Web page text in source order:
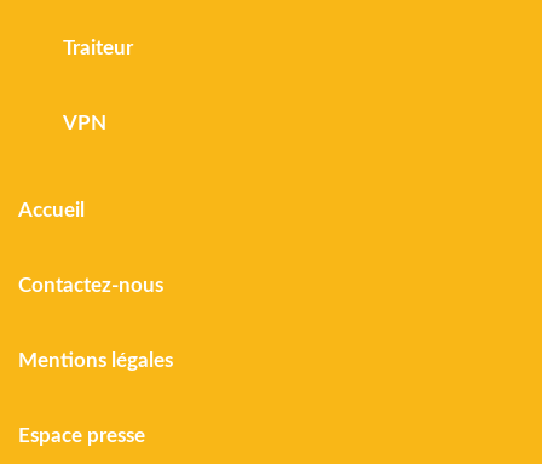
Traiteur
VPN
Accueil
Contactez-nous
Mentions légales
Espace presse